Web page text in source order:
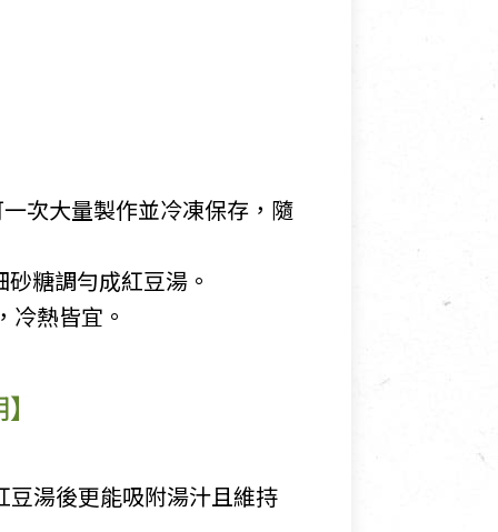
次大量製作並冷凍保存，隨
糖調勻成紅豆湯。
熱皆宜。
湯後更能吸附湯汁且維持